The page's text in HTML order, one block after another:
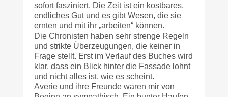
sofort fasziniert. Die Zeit ist ein kostbares,
endliches Gut und es gibt Wesen, die sie
ernten und mit ihr „arbeiten“ können.
Die Chronisten haben sehr strenge Regeln
und strikte Überzeugungen, die keiner in
Frage stellt. Erst im Verlauf des Buches wird
klar, dass ein Blick hinter die Fassade lohnt
und nicht alles ist, wie es scheint.
Averie und ihre Freunde waren mir von